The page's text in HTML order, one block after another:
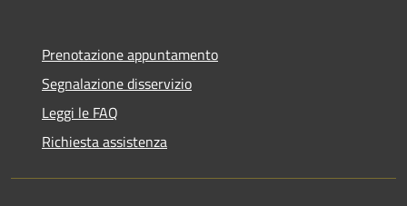
Prenotazione appuntamento
Segnalazione disservizio
Leggi le FAQ
Richiesta assistenza